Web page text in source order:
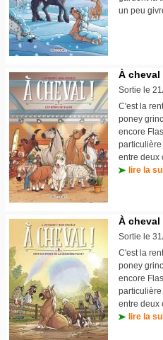
un peu
À cheval
Sortie le
C'est la
poney
encore
entre deux
lire la
À cheval
Sortie le
C'est la
poney
encore
entre deux
lire la